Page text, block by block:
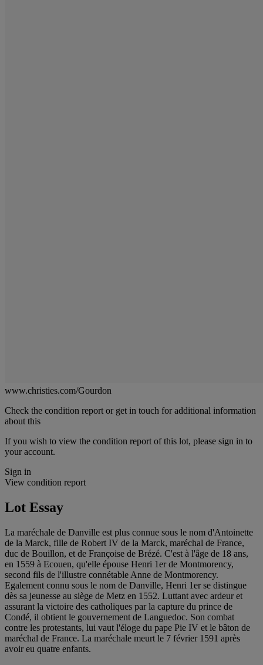
www.christies.com/Gourdon
Check the condition report or get in touch for additional information
about this
If you wish to view the condition report of this lot, please sign in to
your account.
Sign in
View condition report
Lot Essay
La maréchale de Danville est plus connue sous le nom d'Antoinette
de la Marck, fille de Robert IV de la Marck, maréchal de France,
duc de Bouillon, et de Françoise de Brézé. C'est à l'âge de 18 ans,
en 1559 à Ecouen, qu'elle épouse Henri 1er de Montmorency,
second fils de l'illustre connétable Anne de Montmorency.
Egalement connu sous le nom de Danville, Henri 1er se distingue
dès sa jeunesse au siège de Metz en 1552. Luttant avec ardeur et
assurant la victoire des catholiques par la capture du prince de
Condé, il obtient le gouvernement de Languedoc. Son combat
contre les protestants, lui vaut l'éloge du pape Pie IV et le bâton de
maréchal de France. La maréchale meurt le 7 février 1591 après
avoir eu quatre enfants.